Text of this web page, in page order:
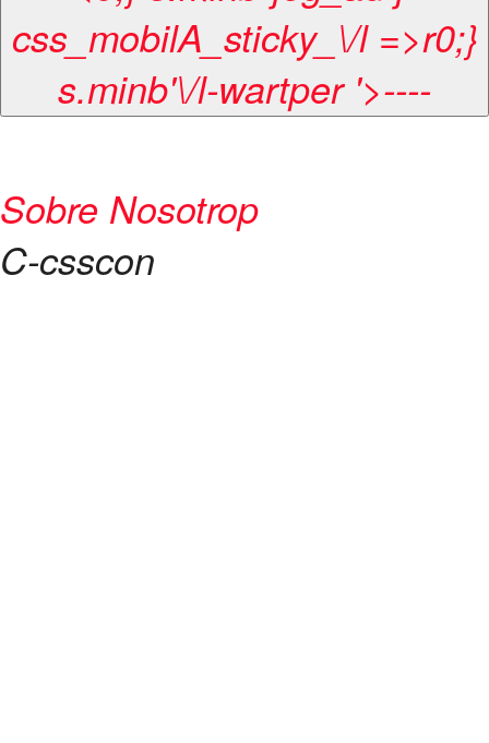
css_mobilA_sticky_\/l =>r0;}
s.minb'\/l-wartper '>----
Sobre Nosotrop
C-csscon